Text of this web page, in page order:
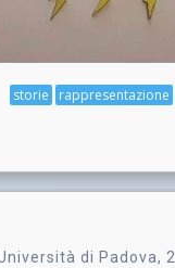
rappresentazione
storie
di Padova,